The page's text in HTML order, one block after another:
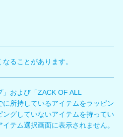
の方は、ご適用ください。
Ver1.02にて修正しましたので、オ
ちの方は、ご適用ください。
ることがあります。
に達すると、それ以上写真を保存で
たに保存するときは、各ハードのシ
の機能で既存の写真（スクリーンシ
ください。
」および「ZACK OF ALL
に所持しているアイテムをラッピン
ングしていないアイテムを持ってい
テム選択画面に表示されません。